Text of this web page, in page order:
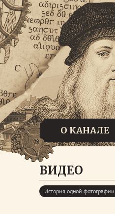
О КАНАЛЕ
ВИДЕО
История одной фотографии